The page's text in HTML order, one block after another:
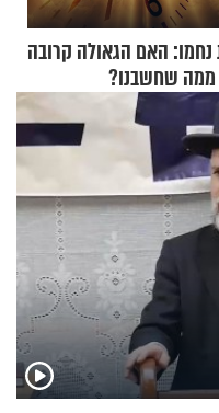
האם הגאולה קרובה
ממה שחשבנו?